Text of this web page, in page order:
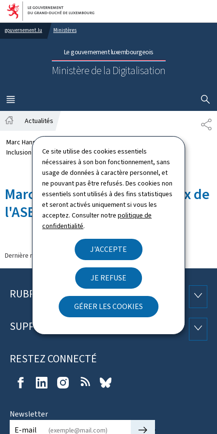
Ce site utilise des cookies essentiels
nécessaires à son bon fonctionnement, sans
usage de données à caractère personnel, et
ne pouvant pas être refusés. Des cookies non
essentiels sont utilisés à des fins statistiques
et seront activés uniquement si vous les
acceptez. Consulter notrepolitique de
confidentialité.
J'ACCEPTE
JE REFUSE
GÉRER LES COOKIES
Aller au menu principal
Aller au contenu
gouvernement.lu Ministères
Le gouvernement luxembourgeois
Ministère de la Digitalisation
MENU
PRINCIPAL
Actualités
Marc Hansen visite des locaux de l'ASBL Digital
Inclusion
Marc Hansen visite des locaux de
l'ASBL Digital Inclusion
Dernière modification le 26.07.2023
Pied
page
RUBRIQUES
SUPPORT
RESTEZ CONNECTÉ
FacebookLinkedIn InstagramRSS
Newsletter
E-mail
🡒